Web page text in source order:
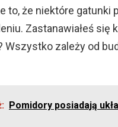
to, że niektóre gatunki
Zastanawiałeś się
Wszystko zależy od
Pomidory posiadają